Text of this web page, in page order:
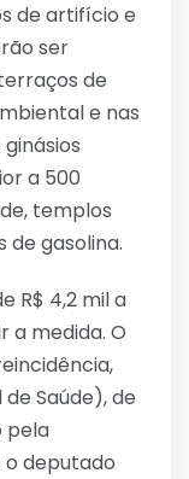
de artifício e
ser
de
e nas
a 500
templos
de gasolina.
R$ 4,2 mil a
a medida. O
Saúde), de
pela
o deputado